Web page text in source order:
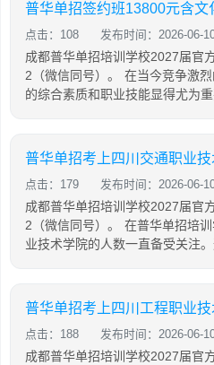
点击：108 发布时间：2026-06-
成都普华单招培训学校2027届官
2（微信同号）。 在当今竞争激
的综合素质和职业技能显得尤为
普华单招考上四川交通职业
点击：179 发布时间：2026-06-
成都普华单招培训学校2027届官
2（微信同号）。 在普华单招培
业技术学院的人数一直备受关注
普华单招考上四川工程职业
点击：188 发布时间：2026-06-
成都普华单招培训学校2027届官